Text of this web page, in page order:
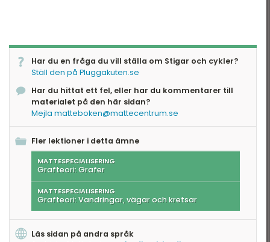
Har du en fråga du vill ställa om Stigar och cykler?
Ställ den på Pluggakuten.se
Har du hittat ett fel, eller har du kommentarer till
materialet på den här sidan?
Mejla matteboken@mattecentrum.se
Fler lektioner i detta ämne
MATTESPECIALISERING
Grafteori: Grafer
MATTESPECIALISERING
Grafteori: Vandringar, vägar och kretsar
Läs sidan på andra språk